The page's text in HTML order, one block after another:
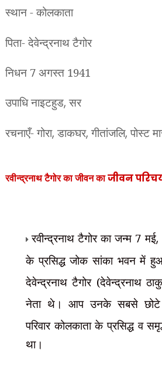
स्थान - कोलकाता
पिता- देवेन्द्रनाथ टैगोर
निधन 7 अगस्त 1941
उपाधि नाइटहुड, सर
रचनाएँ- गोरा, डाकघर, गीतांजलि, पोस्ट
रवीन्द्रनाथ टैगोर का जीवन काजीवन
रवीन्द्रनाथ टैगोर का जन्म 7 मई,
के प्रसिद्ध जोक सांका भवन में
देवेन्द्रनाथ टैगोर (देवेन्द्रनाथ
नेता थे। आप उनके सबसे
परिवार कोलकाता के प्रसिद्ध व
था।